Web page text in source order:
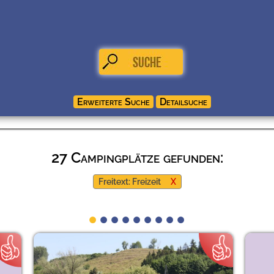
27 Campingplätze gefunden:
Freitext: Freizeit X